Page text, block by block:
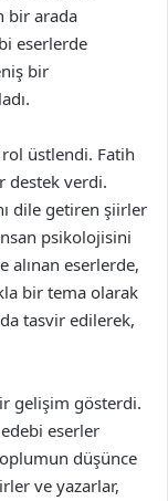
bir arada
eserlerde
bir
üstlendi. Fatih
destek verdi.
dile getiren şiirler
psikolojisini
alınan eserlerde,
bir tema olarak
tasvir edilerek,
gelişim gösterdi.
eserler
düşünce
ve yazarlar,